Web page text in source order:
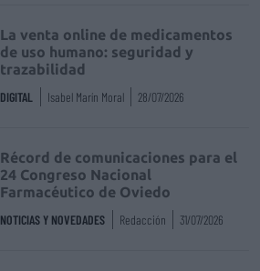
La venta online de medicamentos
de uso humano: seguridad y
trazabilidad
DIGITAL Isabel Marín Moral 28/07/2026
Récord de comunicaciones para el
24 Congreso Nacional
Farmacéutico de Oviedo
NOTICIAS Y NOVEDADES Redacción 31/07/2026